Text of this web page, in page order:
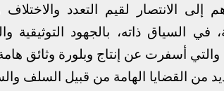
إلى الانتصار لقيم التعدد
في السياق ذاته، بالجهود التوثيقية
والتي أسفرت عن إنتاج وبلورة وثائق
من القضايا الهامة من قبيل السلف